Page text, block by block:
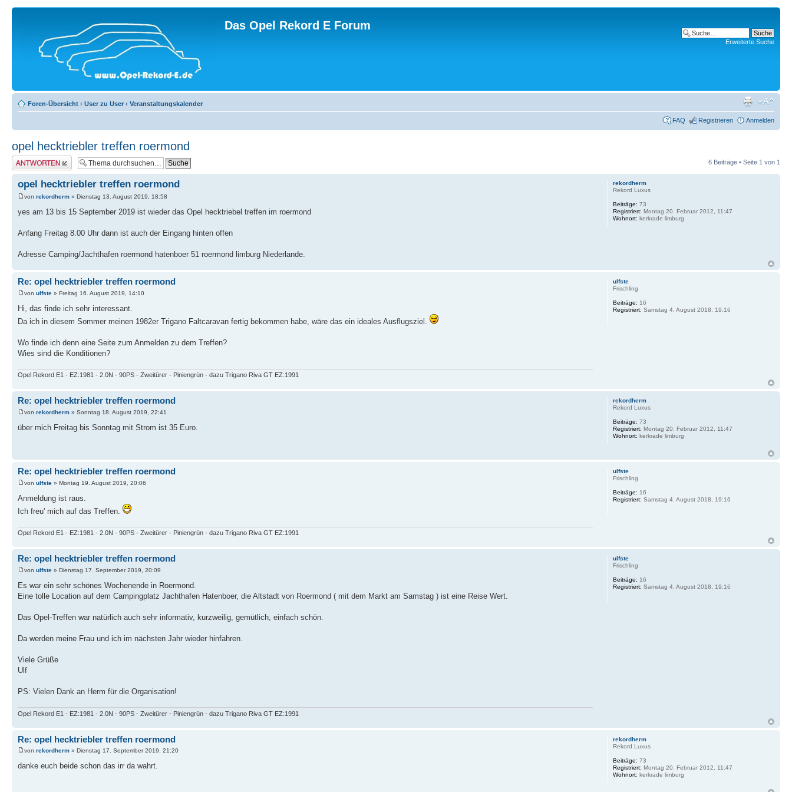
Das Opel Rekord E Forum
Erweiterte Suche
Foren-Übersicht ‹ User zu User ‹ Veranstaltungskalender
FAQ Registrieren Anmelden
opel hecktriebler treffen roermond
Antwort erstellen 6 Beiträge • Seite 1 von 1
opel hecktriebler treffen roermond
von rekordherm » Dienstag 13. August 2019, 18:58
yes am 13 bis 15 September 2019 ist wieder das Opel hecktriebel treffen im roermond
Anfang Freitag 8.00 Uhr dann ist auch der Eingang hinten offen
Adresse Camping/Jachthafen roermond hatenboer 51 roermond limburg Niederlande.
rekordherm
Rekord Luxus
Beiträge: 73
Registriert: Montag 20. Februar 2012, 11:47
Wohnort: kerkrade limburg
Re: opel hecktriebler treffen roermond
von ulfste » Freitag 16. August 2019, 14:10
Hi, das finde ich sehr interessant.
Da ich in diesem Sommer meinen 1982er Trigano Faltcaravan fertig bekommen habe, wäre das ein ideales Ausflugsziel.
Wo finde ich denn eine Seite zum Anmelden zu dem Treffen?
Wies sind die Konditionen?
Opel Rekord E1 - EZ:1981 - 2.0N - 90PS - Zweitürer - Piniengrün - dazu Trigano Riva GT EZ:1991
ulfste
Frischling
Beiträge: 16
Registriert: Samstag 4. August 2018, 19:16
Re: opel hecktriebler treffen roermond
von rekordherm » Sonntag 18. August 2019, 22:41
über mich Freitag bis Sonntag mit Strom ist 35 Euro.
rekordherm
Rekord Luxus
Beiträge: 73
Registriert: Montag 20. Februar 2012, 11:47
Wohnort: kerkrade limburg
Re: opel hecktriebler treffen roermond
von ulfste » Montag 19. August 2019, 20:06
Anmeldung ist raus.
Ich freu' mich auf das Treffen.
Opel Rekord E1 - EZ:1981 - 2.0N - 90PS - Zweitürer - Piniengrün - dazu Trigano Riva GT EZ:1991
ulfste
Frischling
Beiträge: 16
Registriert: Samstag 4. August 2018, 19:16
Re: opel hecktriebler treffen roermond
von ulfste » Dienstag 17. September 2019, 20:09
Es war ein sehr schönes Wochenende in Roermond.
Eine tolle Location auf dem Campingplatz Jachthafen Hatenboer, die Altstadt von Roermond ( mit dem Markt am Samstag ) ist eine Reise Wert.
Das Opel-Treffen war natürlich auch sehr informativ, kurzweilig, gemütlich, einfach schön.
Da werden meine Frau und ich im nächsten Jahr wieder hinfahren.
Viele Grüße
Ulf
PS: Vielen Dank an Herm für die Organisation!
Opel Rekord E1 - EZ:1981 - 2.0N - 90PS - Zweitürer - Piniengrün - dazu Trigano Riva GT EZ:1991
ulfste
Frischling
Beiträge: 16
Registriert: Samstag 4. August 2018, 19:16
Re: opel hecktriebler treffen roermond
von rekordherm » Dienstag 17. September 2019, 21:20
danke euch beide schon das irr da wahrt.
rekordherm
Rekord Luxus
Beiträge: 73
Registriert: Montag 20. Februar 2012, 11:47
Wohnort: kerkrade limburg